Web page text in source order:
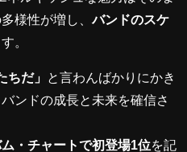
様性が増し、 バンドのスケ
。
ちだ」
と言わんばかりにかき
ンドの成長と未来を確信さ
・チャートで初登場1位を記